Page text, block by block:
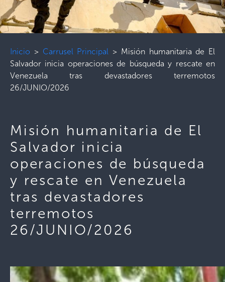
Inicio > Carrusel Principal > Misión humanitaria de El
Salvador inicia operaciones de búsqueda y rescate en
Venezuela tras devastadores terremotos
26/JUNIO/2026
Misión humanitaria de El
Salvador inicia
operaciones de búsqueda
y rescate en Venezuela
tras devastadores
terremotos
26/JUNIO/2026